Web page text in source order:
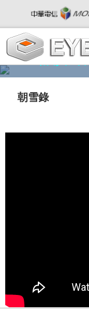
精彩影音
朝雪錄